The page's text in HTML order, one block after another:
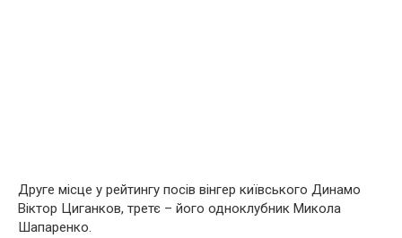
Друге місце у рейтингу посів вінгер київського Динамо
Віктор Циганков, третє – його одноклубник Микола
Шапаренко.